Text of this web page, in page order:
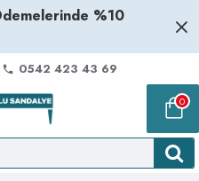
%10
0542 423 43 69
0